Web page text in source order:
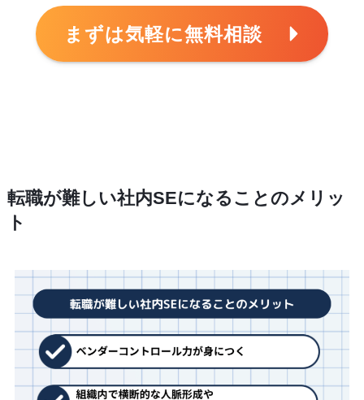
まずは気軽に無料相談
転職が難しい社内SEになることのメリッ
ト